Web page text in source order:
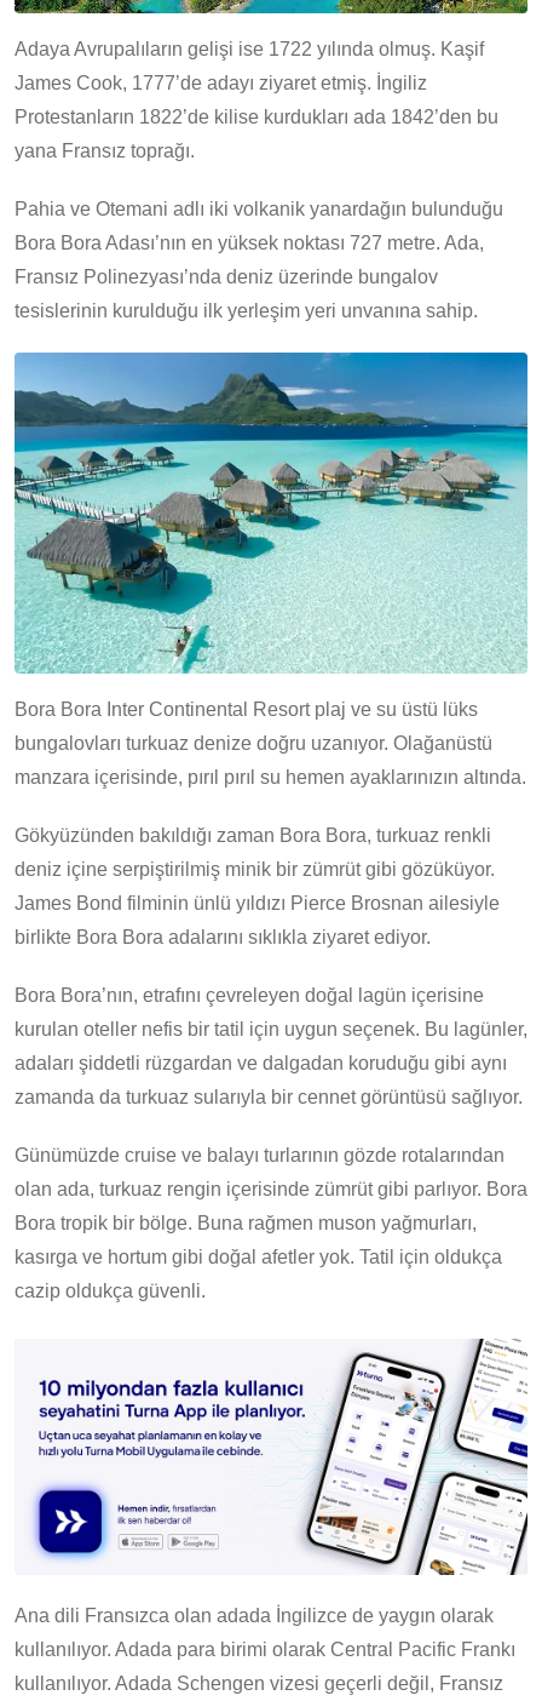
Adaya Avrupalıların gelişi ise 1722 yılında olmuş. Kaşif
James Cook, 1777’de adayı ziyaret etmiş. İngiliz
Protestanların 1822’de kilise kurdukları ada 1842’den bu
yana Fransız toprağı.
Pahia ve Otemani adlı iki volkanik yanardağın bulunduğu
Bora Bora Adası’nın en yüksek noktası 727 metre. Ada,
Fransız Polinezyası’nda deniz üzerinde bungalov
tesislerinin kurulduğu ilk yerleşim yeri unvanına sahip.
Bora Bora Inter Continental Resort plaj ve su üstü lüks
bungalovları turkuaz denize doğru uzanıyor. Olağanüstü
manzara içerisinde, pırıl pırıl su hemen ayaklarınızın altında.
Gökyüzünden bakıldığı zaman Bora Bora, turkuaz renkli
deniz içine serpiştirilmiş minik bir zümrüt gibi gözüküyor.
James Bond filminin ünlü yıldızı Pierce Brosnan ailesiyle
birlikte Bora Bora adalarını sıklıkla ziyaret ediyor.
Bora Bora’nın, etrafını çevreleyen doğal lagün içerisine
kurulan oteller nefis bir tatil için uygun seçenek. Bu lagünler,
adaları şiddetli rüzgardan ve dalgadan koruduğu gibi aynı
zamanda da turkuaz sularıyla bir cennet görüntüsü sağlıyor.
Günümüzde cruise ve balayı turlarının gözde rotalarından
olan ada, turkuaz rengin içerisinde zümrüt gibi parlıyor. Bora
Bora tropik bir bölge. Buna rağmen muson yağmurları,
kasırga ve hortum gibi doğal afetler yok. Tatil için oldukça
cazip oldukça güvenli.
Ana dili Fransızca olan adada İngilizce de yaygın olarak
kullanılıyor. Adada para birimi olarak Central Pacific Frankı
kullanılıyor. Adada Schengen vizesi geçerli değil, Fransız